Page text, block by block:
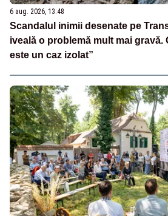
6 aug. 2026, 13:48
Scandalul inimii desenate pe
iveală o problemă mult mai gravă.
este un caz izolat”